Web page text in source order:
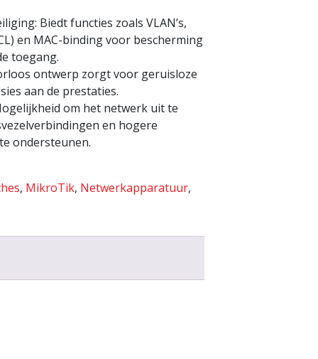
Biedt functies zoals VLAN’s,
en MAC-binding voor bescherming
toegang.
ontwerp zorgt voor geruisloze
aan de prestaties.
om het netwerk uit te
en hogere
ondersteunen.
, MikroTik, Netwerkapparatuur,